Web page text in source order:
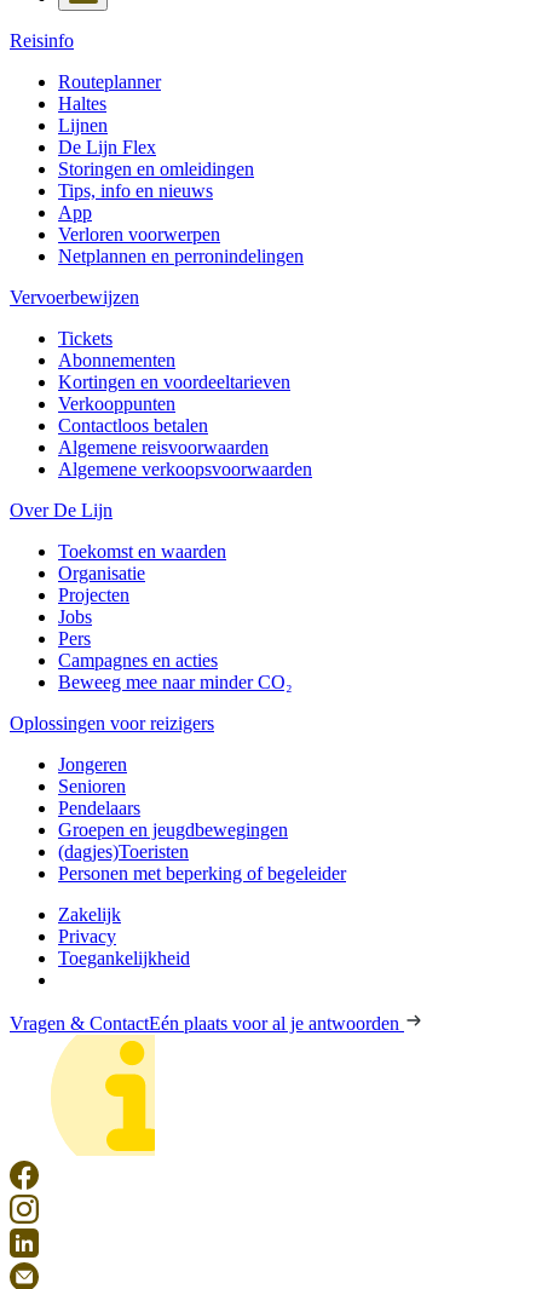
Reisinfo
Routeplanner
Haltes
Lijnen
De Lijn Flex
Storingen en omleidingen
Tips, info en nieuws
App
Verloren voorwerpen
Netplannen en perronindelingen
Vervoerbewijzen
Tickets
Abonnementen
Kortingen en voordeeltarieven
Verkooppunten
Contactloos betalen
Algemene reisvoorwaarden
Algemene verkoopsvoorwaarden
Over De Lijn
Toekomst en waarden
Organisatie
Projecten
Jobs
Pers
Campagnes en acties
Beweeg mee naar minder CO₂
Oplossingen voor reizigers
Jongeren
Senioren
Pendelaars
Groepen en jeugdbewegingen
(dagjes)Toeristen
Personen met beperking of begeleider
Zakelijk
Privacy
Toegankelijkheid
Vragen & ContactEén plaats voor al je antwoorden